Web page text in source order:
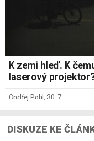
K zemi hleď. K
laserový
Ondřej Pohl , 30. 7.
DISKUZE KE